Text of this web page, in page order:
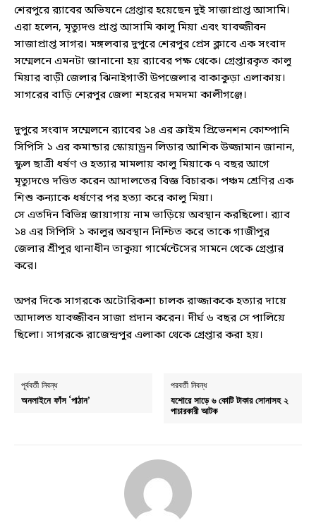
শেরপুরে র‌্যাবের অভিযনে গ্রেপ্তার হয়েছেন দুই সাজাপ্রাপ্ত আসামি।
এরা হলেন, মৃত্যুদণ্ড প্রাপ্ত আসামি কালু মিয়া এবং যাবজ্জীবন
সাজাপ্রাপ্ত সাগর। মঙ্গলবার দুপুরে শেরপুর প্রেস ক্লাবে এক সংবাদ
সম্মেলনে এমনটা জানানো হয় র‌্যাবের পক্ষ থেকে। গ্রেপ্তারকৃত কালু
মিয়ার বাড়ী জেলার ঝিনাইগাতী উপজেলার বাকাকুড়া এলাকায়।
সাগরের বাড়ি শেরপুর জেলা শহরের দমদমা কালীগঞ্জে।
দুপুরে সংবাদ সম্মেলনে র‌্যাবের ১৪ এর ক্রাইম প্রিভেনশন কোম্পানি
সিপিসি ১ এর কমান্ডার স্কোয়াড্রন লিডার আশিক উজ্জামান জানান,
স্কুল ছাত্রী ধর্ষণ ও হত্যার মামলায় কালু মিয়াকে ৭ বছর আগে
মৃত্যুদণ্ডে দণ্ডিত করেন আদালতের বিজ্ঞ বিচারক। পঞ্চম শ্রেণির এক
শিশু কন্যাকে ধর্ষণের পর হত্যা করে কালু মিয়া।
সে এতদিন বিভিন্ন জায়াগায় নাম ভাড়িয়ে অবস্থান করছিলো। র‌্যাব
১৪ এর সিপিসি ১ কালুর অবস্থান নিশ্চিত করে তাকে গাজীপুর
জেলার শ্রীপুর থানাধীন তাকুয়া গার্মেন্টেসের সামনে থেকে গ্রেপ্তার
করে।
অপর দিকে সাগরকে অটোরিকশা চালক রাজ্জাককে হত্যার দায়ে
আদালত যাবজ্জীবন সাজা প্রদান করেন। দীর্ঘ ৬ বছর সে পালিয়ে
ছিলো। সাগরকে রাজেন্দ্রপুর এলাকা থেকে গ্রেপ্তার করা হয়।
পূর্ববর্তী নিবন্ধ
অনলাইনে ফাঁস ‘পাঠান’
পরবর্তী নিবন্ধ
যশোরে সাড়ে ৬ কোটি টাকার সোনাসহ ২
পাচারকারী আটক